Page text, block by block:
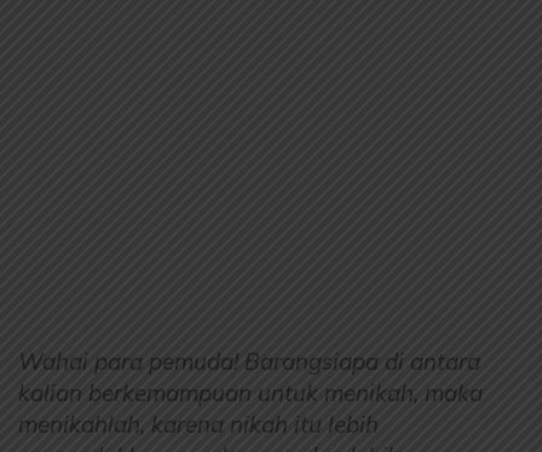
Wahai para pemuda! Barangsiapa di antara
kalian berkemampuan untuk menikah, maka
menikahlah, karena nikah itu lebih